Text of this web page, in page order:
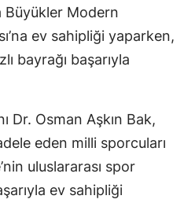
Büyükler Modern
ev sahipliği yaparken,
bayrağı başarıyla
Dr. Osman Aşkın Bak,
eden milli sporcuları
uluslararası spor
ev sahipliği